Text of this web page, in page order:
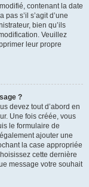
contenant la date
s’il s’agit d’une
bien qu’ils
Veuillez
leur propre
?
devez tout d’abord en
Une fois créée, vous
le formulaire de
ajouter une
la case appropriée
cette dernière
message votre souhait